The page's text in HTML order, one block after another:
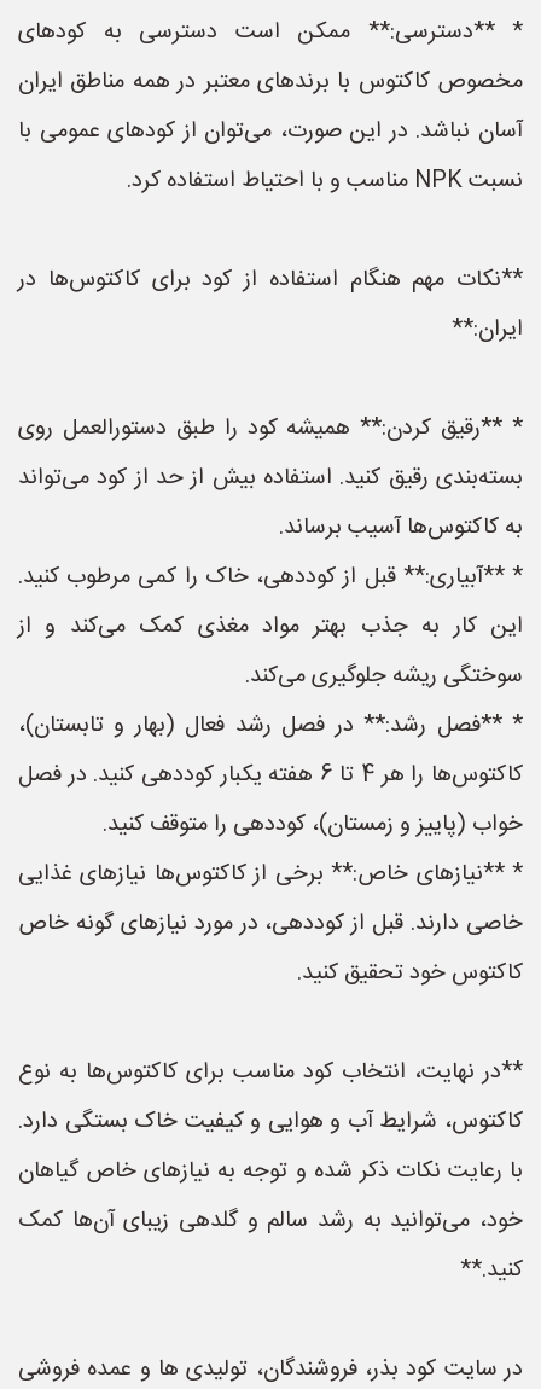
* **دسترسی:** ممکن است دسترسی به کودهای
مخصوص کاکتوس با برندهای معتبر در همه مناطق ایران
آسان نباشد. در این صورت، می‌توان از کودهای عمومی با
نسبت NPK مناسب و با احتیاط استفاده کرد.
**نکات مهم هنگام استفاده از کود برای کاکتوس‌ها در
ایران:**
* **رقیق کردن:** همیشه کود را طبق دستورالعمل روی
بسته‌بندی رقیق کنید. استفاده بیش از حد از کود می‌تواند
به کاکتوس‌ها آسیب برساند.
* **آبیاری:** قبل از کوددهی، خاک را کمی مرطوب کنید.
این کار به جذب بهتر مواد مغذی کمک می‌کند و از
سوختگی ریشه جلوگیری می‌کند.
* **فصل رشد:** در فصل رشد فعال (بهار و تابستان)،
کاکتوس‌ها را هر 4 تا 6 هفته یکبار کوددهی کنید. در فصل
خواب (پاییز و زمستان)، کوددهی را متوقف کنید.
* **نیازهای خاص:** برخی از کاکتوس‌ها نیازهای غذایی
خاصی دارند. قبل از کوددهی، در مورد نیازهای گونه خاص
کاکتوس خود تحقیق کنید.
**در نهایت، انتخاب کود مناسب برای کاکتوس‌ها به نوع
کاکتوس، شرایط آب و هوایی و کیفیت خاک بستگی دارد.
با رعایت نکات ذکر شده و توجه به نیازهای خاص گیاهان
خود، می‌توانید به رشد سالم و گلدهی زیبای آن‌ها کمک
کنید.**
در سایت کود بذر، فروشندگان، تولیدی ها و عمده فروشی